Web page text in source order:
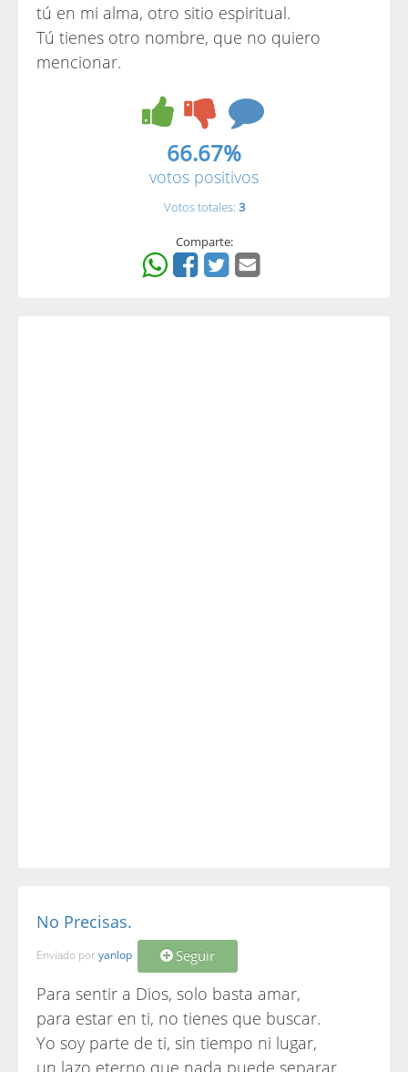
tú en mi alma, otro sitio espiritual.
Tú tienes otro nombre, que no quiero
mencionar.
66.67%
votos positivos
Votos totales: 3
Comparte:
No Precisas.
Enviado por yanlop Seguir
Para sentir a Dios, solo basta amar,
para estar en ti, no tienes que buscar.
Yo soy parte de ti, sin tiempo ni lugar,
un lazo eterno que nada puede separar.